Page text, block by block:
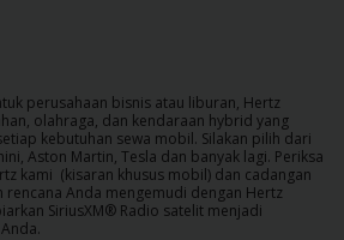
perusahaan bisnis atau liburan, Hertz
olahraga, dan kendaraan hybrid yang
kebutuhan sewa mobil. Silakan pilih dari
Aston Martin, Tesla dan banyak lagi. Periksa
kami (kisaran khusus mobil) dan cadangan
rencana Anda mengemudi dengan Hertz
SiriusXM® Radio satelit menjadi